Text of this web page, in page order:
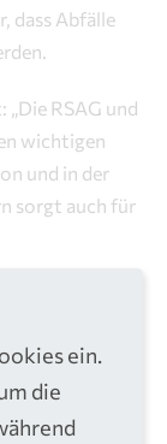
dass Abfälle
RSAG und
wichtigen
und in der
sorgt auch für
für
mit
ein.
die